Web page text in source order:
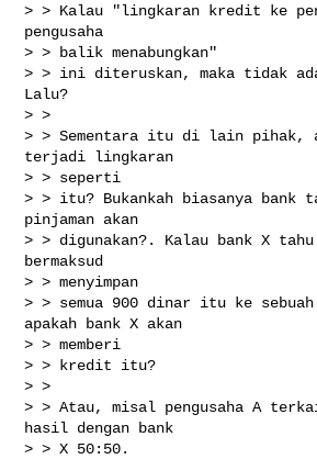
> > Kalau "lingkaran kredit ke
pengusaha
> > balik menabungkan"
> > ini diteruskan, maka tidak
Lalu?
> >
> > Sementara itu di lain pihak,
terjadi lingkaran
> > seperti
> > itu? Bukankah biasanya bank
pinjaman akan
> > digunakan?. Kalau bank X tahu
bermaksud
> > menyimpan
> > semua 900 dinar itu ke
apakah bank X akan
> > memberi
> > kredit itu?
> >
> > Atau, misal pengusaha A
hasil dengan bank
> > X 50:50.